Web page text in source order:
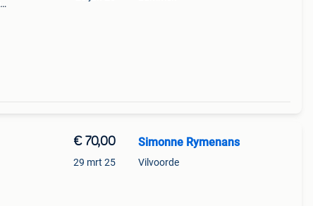
€ 70,00
29 mrt 25
Simonne Rymenans
Vilvoorde